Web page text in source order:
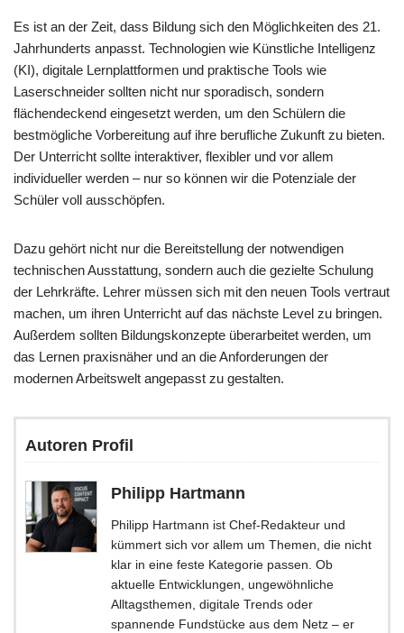
Es ist an der Zeit, dass Bildung sich den Möglichkeiten des 21.
Jahrhunderts anpasst. Technologien wie Künstliche Intelligenz
(KI), digitale Lernplattformen und praktische Tools wie
Laserschneider sollten nicht nur sporadisch, sondern
flächendeckend eingesetzt werden, um den Schülern die
bestmögliche Vorbereitung auf ihre berufliche Zukunft zu bieten.
Der Unterricht sollte interaktiver, flexibler und vor allem
individueller werden – nur so können wir die Potenziale der
Schüler voll ausschöpfen.
Dazu gehört nicht nur die Bereitstellung der notwendigen
technischen Ausstattung, sondern auch die gezielte Schulung
der Lehrkräfte. Lehrer müssen sich mit den neuen Tools vertraut
machen, um ihren Unterricht auf das nächste Level zu bringen.
Außerdem sollten Bildungskonzepte überarbeitet werden, um
das Lernen praxisnäher und an die Anforderungen der
modernen Arbeitswelt angepasst zu gestalten.
Autoren Profil
Philipp Hartmann
Philipp Hartmann ist Chef-Redakteur und
kümmert sich vor allem um Themen, die nicht
klar in eine feste Kategorie passen. Ob
aktuelle Entwicklungen, ungewöhnliche
Alltagsthemen, digitale Trends oder
spannende Fundstücke aus dem Netz – er